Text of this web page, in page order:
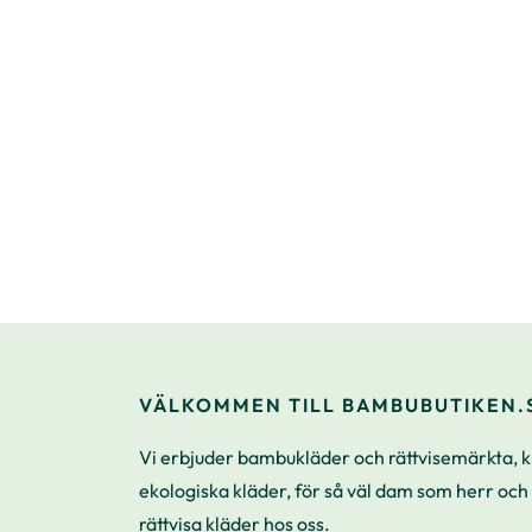
VÄLKOMMEN TILL
Vi erbjuder bambukläder och rättvisemärkta,
ekologiska kläder, för så väl dam som herr
rättvisa kläder hos oss.